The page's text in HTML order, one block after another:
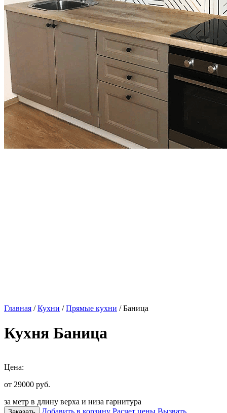
Главная /Кухни /Прямые кухни / Баница
Кухня Баница
Цена:
от 29000 руб.
за метр в длину верха и низа гарнитура
Добавить в корзину Расчет цены Вызвать